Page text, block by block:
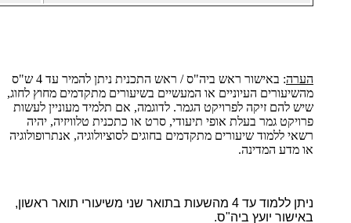
הערה
: באישור ראש ביה"ס / ראש התכנית ניתן להמיר עד 4 ש"ס
מהשיעורים העיוניים או המעשיים בשיעורים מתקדמים מחוץ לחוג,
שיש להם זיקה לפרויקט הגמר. לדוגמה, אם תלמיד מעוניין לעשות
פרויקט גמר בעלת אופי תיעודי, סרט או כתכנית טלוויזיה, יהיה
רשאי ללמוד שיעורים מתקדמים בחוגים לסוציולוגיה, אנתרופולוגיה
או מדע המדינה.
ניתן ללמוד עד 4 מהשעות בתואר שני משיעורי תואר ראשון,
באישור יועץ ביה"ס.